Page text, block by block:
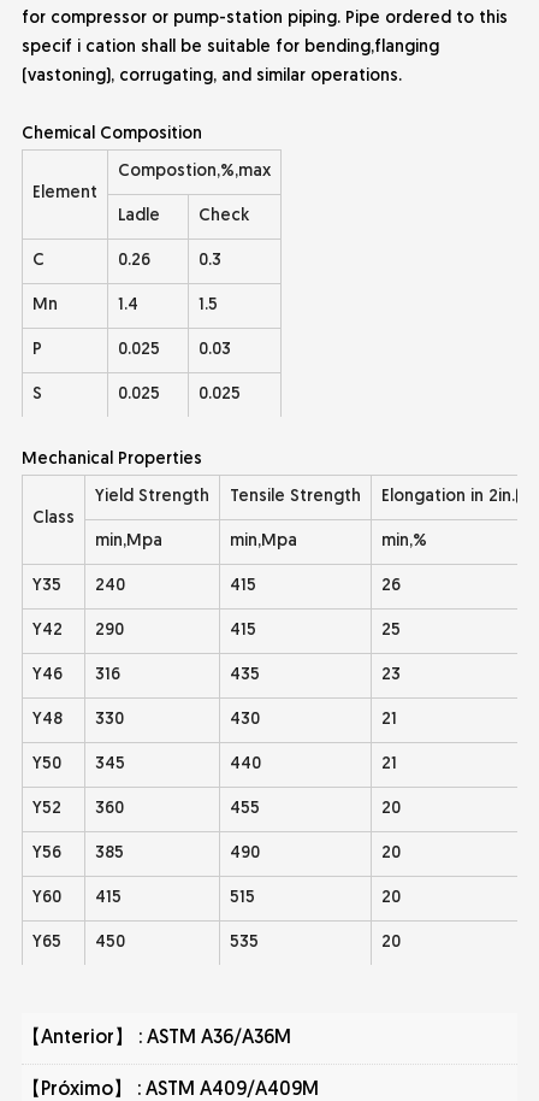
for compressor or pump-station piping. Pipe ordered to this
specif i cation shall be suitable for bending,flanging
(vastoning), corrugating, and similar operations.
Chemical Composition
Element
Compostion,%,max
Ladle Check
C 0.26 0.3
Mn 1.4 1.5
P 0.025 0.03
S 0.025 0.025
Mechanical Properties
Class
Yield Strength Tensile Strength Elongation in
min,Mpa min,Mpa min,%
Y35 240 415 26
Y42 290 415 25
Y46 316 435 23
Y48 330 430 21
Y50 345 440 21
Y52 360 455 20
Y56 385 490 20
Y60 415 515 20
Y65 450 535 20
【Anterior】 : ASTM A36/A36M
【Próximo】 : ASTM A409/A409M